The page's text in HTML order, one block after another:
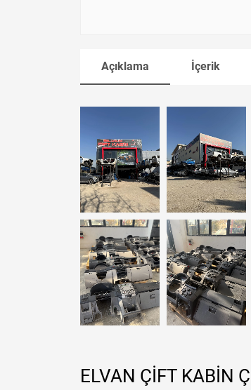
Açıklama İçerik
ELVAN ÇİFT KABİN